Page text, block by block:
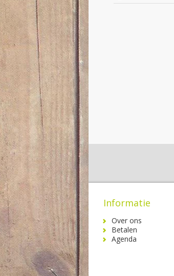
Informatie
Over ons
Betalen
Agenda